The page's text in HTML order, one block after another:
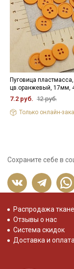
Пуговица пластмасса,
цв.оранжевый, 17мм,
7.2 руб. 12 руб.
Только онлайн-
Сохраните себе в
Распродажа
Отзывы о нас
Система скидок
Доставка и оплата